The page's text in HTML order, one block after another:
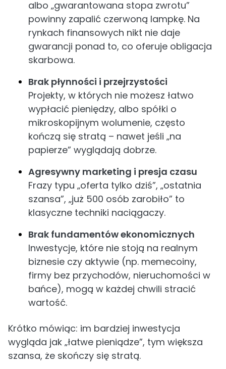
albo „gwarantowana stopa zwrotu”
powinny zapalić czerwoną lampkę. Na
rynkach finansowych nikt nie daje
gwarancji ponad to, co oferuje obligacja
skarbowa.
Brak płynności i przejrzystości
Projekty, w których nie możesz łatwo
wypłacić pieniędzy, albo spółki o
mikroskopijnym wolumenie, często
kończą się stratą – nawet jeśli „na
papierze” wyglądają dobrze.
Agresywny marketing i presja czasu
Frazy typu „oferta tylko dziś”, „ostatnia
szansa”, „już 500 osób zarobiło” to
klasyczne techniki naciągaczy.
Brak fundamentów ekonomicznych
Inwestycje, które nie stoją na realnym
biznesie czy aktywie (np. memecoiny,
firmy bez przychodów, nieruchomości w
bańce), mogą w każdej chwili stracić
wartość.
Krótko mówiąc: im bardziej inwestycja
wygląda jak „łatwe pieniądze”, tym większa
szansa, że skończy się stratą.